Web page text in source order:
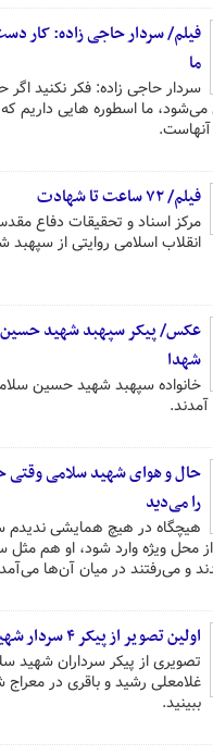
فیلم/ سردار حاجی زاده: کار
ما
سردار حاجی زاده: فکر نکنید اگر
ما اسطوره هایی داریم
فیلم/ ۷۲ ساعت تا شهادت
مرکز اسناد و تحقیقات دفاع
انقلاب اسلامی روایتی از
عکس/ پیکر سپهبد شهید حسین
شهدا
خانواده سپهبد شهید حسین
حال و هوای شهید سلامی وقتی
را می‌دید
هیچگاه در هیچ همایشی ندیدم
محل ویژه وارد شود، او هم مثل
و می‌رفتند در میان آن‌ها
اولین تصویر از پیکر ۴ سردار شهید در معراج شهدا
تصویری از پیکر سرداران شهید
غلامعلی رشید و باقری در معراج
ببینید.